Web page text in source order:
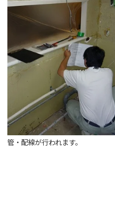
管・配線が行われます。